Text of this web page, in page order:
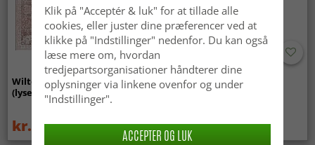
Wilton-tæppe - Gombalia
(lyserød)
kr.329 kr.439
Uldtæppe - Avafors Wool
Bubble (grå/beige)
kr.719
Klik på "Acceptér & luk" for at tillade alle
cookies, eller juster dine præferencer ved at
klikke på "Indstillinger" nedenfor. Du kan også
læse mere om, hvordan
tredjepartsorganisationer håndterer dine
oplysninger via linkene ovenfor og under
"Indstillinger".
ACCEPTER OG LUK